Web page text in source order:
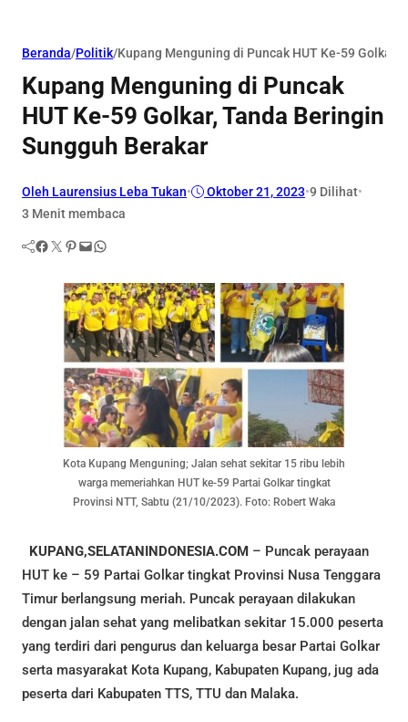
Beranda/Politik/Kupang Menguning di Puncak HUT Ke-59 Golkar,
Kupang Menguning di Puncak
HUT Ke-59 Golkar, Tanda Beringin
Sungguh Berakar
Oleh Laurensius Leba Tukan• Oktober 21, 2023•9 Dilihat•
3 Menit membaca
Facebook Twitter Pinterest Mail WhatsApp
Kota Kupang Menguning; Jalan sehat sekitar 15 ribu lebih
warga memeriahkan HUT ke-59 Partai Golkar tingkat
Provinsi NTT, Sabtu (21/10/2023). Foto: Robert Waka
KUPANG,SELATANINDONESIA.COM – Puncak perayaan
HUT ke – 59 Partai Golkar tingkat Provinsi Nusa Tenggara
Timur berlangsung meriah. Puncak perayaan dilakukan
dengan jalan sehat yang melibatkan sekitar 15.000 peserta
yang terdiri dari pengurus dan keluarga besar Partai Golkar
serta masyarakat Kota Kupang, Kabupaten Kupang, jug ada
peserta dari Kabupaten TTS, TTU dan Malaka.